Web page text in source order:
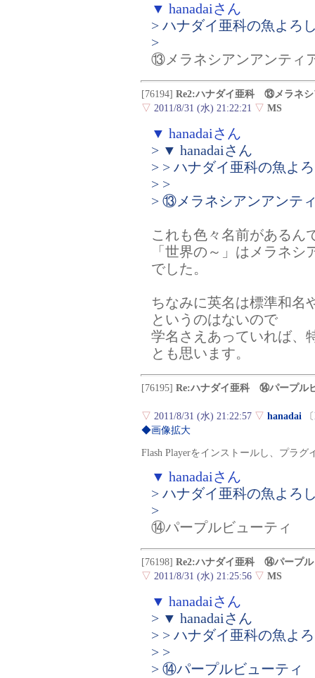
▼ hanadaiさん
> ハナダイ亜科の魚よろ
>
⑬メラネシアンアンティ
[76194] Re2:ハナダイ亜科 ⑬メラネシ
▽ 2011/8/31 (水) 21:22:21 ▽ MS
▼ hanadaiさん
> ▼ hanadaiさん
> > ハナダイ亜科の魚よ
> >
> ⑬メラネシアンアンテ
これも色々名前があるん
「世界の～」はメラネシ
でした。
ちなみに英名は標準和名
というのはないので
学名さえあっていれば、
とも思います。
[76195] Re:ハナダイ亜科 ⑭パープル
▽ 2011/8/31 (水) 21:22:57 ▽ hanadai 〔
◆画像拡大
Flash Playerをインストールし、プラ
▼ hanadaiさん
> ハナダイ亜科の魚よろ
>
⑭パープルビューティ
[76198] Re2:ハナダイ亜科 ⑭パープル
▽ 2011/8/31 (水) 21:25:56 ▽ MS
▼ hanadaiさん
> ▼ hanadaiさん
> > ハナダイ亜科の魚よ
> >
> ⑭パープルビューティ